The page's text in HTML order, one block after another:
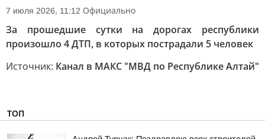
7 июля 2026, 11:12 Официально
За прошедшие сутки на дорогах республики
произошло 4 ДТП, в которых пострадали 5 человек
Источник: Канал в МАКС "МВД по Республике Алтай"
ТОП